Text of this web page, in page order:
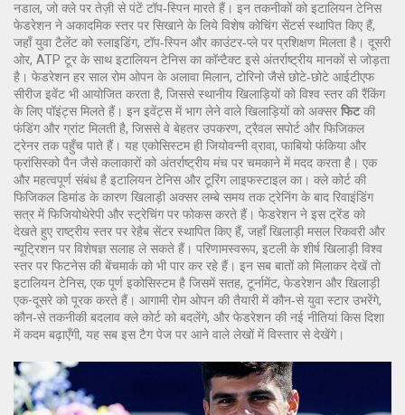
नडाल, जो क्ले पर तेज़ी से पंटें टॉप‑स्पिन मारते हैं। इन तकनीकों को इटालियन टेनिस
फेडरेशन ने अकादमिक स्तर पर सिखाने के लिये विशेष कोचिंग सेंटर्स स्थापित किए हैं,
जहाँ युवा टैलेंट को स्लाइडिंग, टॉप‑स्पिन और काउंटर‑प्ले पर प्रशिक्षण मिलता है। दूसरी
ओर, ATP टूर के साथ इटालियन टेनिस का कॉन्टैक्ट इसे अंतर्राष्ट्रीय मानकों से जोड़ता
है। फेडरेशन हर साल रोम ओपन के अलावा मिलान, टोरिनो जैसे छोटे‑छोटे आईटीएफ
सीरीज इवेंट भी आयोजित करता है, जिससे स्थानीय खिलाड़ियों को विश्व स्तर की रैंकिंग
के लिए पॉइंट्स मिलते हैं। इन इवेंट्स में भाग लेने वाले खिलाड़ियों को अक्सर फिटकी
फंडिंग और ग्रांट मिलती है, जिससे वे बेहतर उपकरण, ट्रैवल सपोर्ट और फिजिकल
ट्रेनर तक पहुँच पाते हैं। यह एकोसिस्टम ही जियोवन्नी व्रावा, फाबियो फंकिया और
फ्रांसिस्को पैन जैसे कलाकारों को अंतर्राष्ट्रीय मंच पर चमकाने में मदद करता है। एक
और महत्वपूर्ण संबंध है इटालियन टेनिस और टूरिंग लाइफस्टाइल का। क्ले कोर्ट की
फिजिकल डिमांड के कारण खिलाड़ी अक्सर लम्बे समय तक ट्रेनिंग के बाद रिवाइंडिंग
सत्र में फिजियोथेरेपी और स्ट्रेचिंग पर फोकस करते हैं। फेडरेशन ने इस ट्रेंड को
देखते हुए राष्ट्रीय स्तर पर रेहैब सेंटर स्थापित किए हैं, जहाँ खिलाड़ी मसल रिकवरी और
न्यूट्रिशन पर विशेषज्ञ सलाह ले सकते हैं। परिणामस्वरूप, इटली के शीर्ष खिलाड़ी विश्व
स्तर पर फिटनेस की बेंचमार्क को भी पार कर रहे हैं। इन सब बातों को मिलाकर देखें तो
इटालियन टेनिस, एक पूर्ण इकोसिस्टम है जिसमें सतह, टूर्नामेंट, फेडरेशन और खिलाड़ी
एक-दूसरे को पूरक करते हैं। आगामी रोम ओपन की तैयारी में कौन‑से युवा स्टार उभरेंगे,
कौन‑से तकनीकी बदलाव क्ले कोर्ट को बदलेंगे, और फेडरेशन की नई नीतियां किस दिशा
में कदम बढ़ाएँगी, यह सब इस टैग पेज पर आने वाले लेखों में विस्तार से देखेंगे।